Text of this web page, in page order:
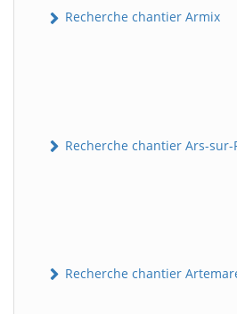
Recherche chantier Armix
Recherche chantier Ars-sur-
Recherche chantier